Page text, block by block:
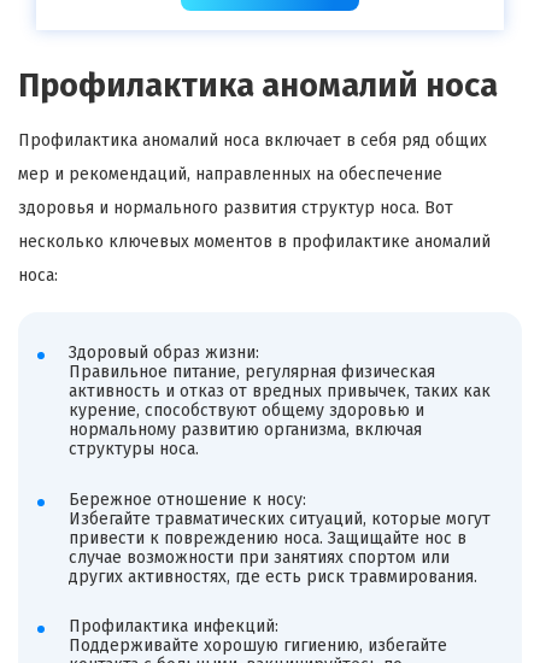
Профилактика аномалий носа
Профилактика аномалий носа включает в себя ряд общих
мер и рекомендаций, направленных на обеспечение
здоровья и нормального развития структур носа. Вот
несколько ключевых моментов в профилактике аномалий
носа:
Здоровый образ жизни:
Правильное питание, регулярная физическая
активность и отказ от вредных привычек, таких как
курение, способствуют общему здоровью и
нормальному развитию организма, включая
структуры носа.
Бережное отношение к носу:
Избегайте травматических ситуаций, которые могут
привести к повреждению носа. Защищайте нос в
случае возможности при занятиях спортом или
других активностях, где есть риск травмирования.
Профилактика инфекций:
Поддерживайте хорошую гигиению, избегайте